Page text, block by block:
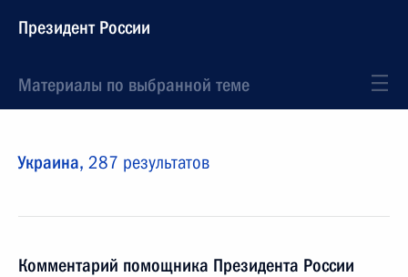
Президент России
Материалы по выбранной теме
Украина, 287 результатов
Комментарий помощника Президента России